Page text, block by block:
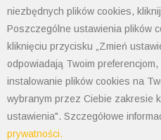
niezbędnych plików cookies,
Poszczególne ustawienia plików
kliknięciu przycisku „Zmień
odpowiadają Twoim
instalowanie plików cookies na
wybranym przez Ciebie zakresie
ustawienia". Szczegółowe
prywatności.
są rozdzielniach niskich
liniami zasilającymi, w
oraz jako rozłączniki główne
systemów w przemyśle.